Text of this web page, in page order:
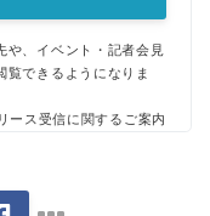
や、イベント・記者会見
覧できるようになりま
ース受信に関するご案内